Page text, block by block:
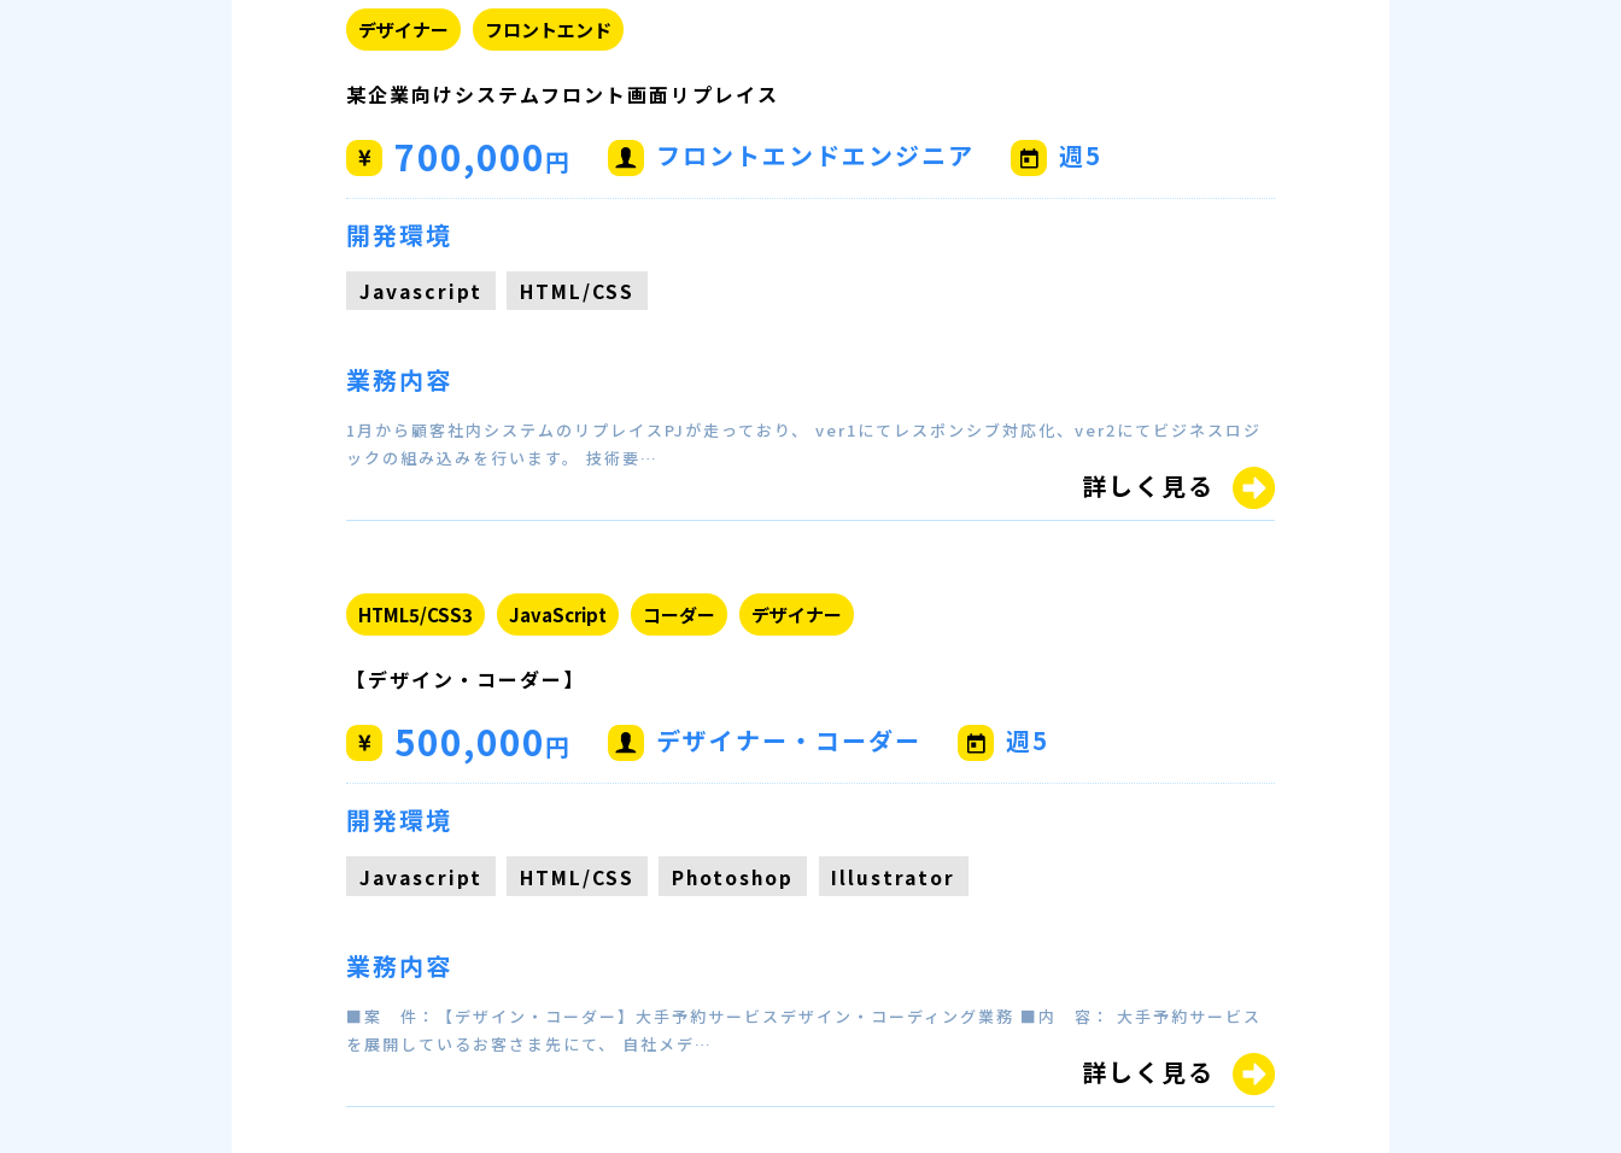
デザイナー フロントエンド
某企業向けシステムフロント画面リプレイス
700,000円 フロントエンドエンジニア 週5
開発環境
Javascript HTML/CSS
業務内容
1月から顧客社内システムのリプレイスPJが走っており、 ver1にてレスポンシブ対応化、ver2にてビジネスロジ
ックの組み込みを行います。 技術要…
詳しく見る
HTML5/CSS3 JavaScript コーダー デザイナー
【デザイン・コーダー】
500,000円 デザイナー・コーダー 週5
開発環境
Javascript HTML/CSS Photoshop Illustrator
業務内容
■案 件：【デザイン・コーダー】大手予約サービスデザイン・コーディング業務 ■内 容： 大手予約サービス
を展開しているお客さま先にて、 自社メデ…
詳しく見る